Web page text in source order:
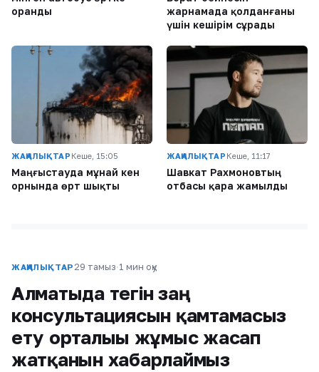
оранды
жарнамада қолданғаны
үшін кешірім сұрады
ЖАҢАЛЫҚТАР Кеше, 15:05
Маңғыстауда мұнай кен
орнында өрт шықты
ЖАҢАЛЫҚТАР Кеше, 11:17
Шавкат Рахмоновтың
отбасы қара жамылды
ЖАҢАЛЫҚТАР 29 тамыз·1 мин оқу
Алматыда тегін заң
консультациясын қамтамасыз
ету орталығы жұмыс жасап
жатқанын хабарлаймыз